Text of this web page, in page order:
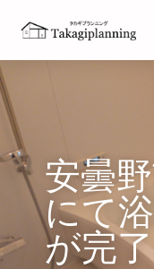
安曇
にて
が完